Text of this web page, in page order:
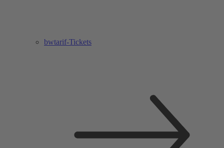
bwtarif-Tickets